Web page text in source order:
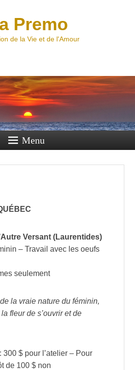
Premo
de la Vie et de l'Amour
Menu
Versant (Laurentides)
– Travail avec les oeufs
seulement
la vraie nature du féminin,
fleur de s’ouvrir et de
300 $ pour l’atelier – Pour
de 100 $ non